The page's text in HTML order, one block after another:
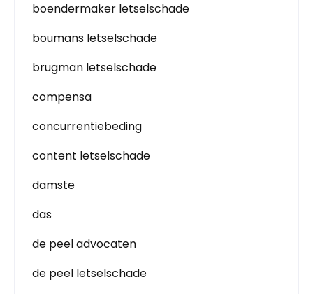
boendermaker letselschade
boumans letselschade
brugman letselschade
compensa
concurrentiebeding
content letselschade
damste
das
de peel advocaten
de peel letselschade